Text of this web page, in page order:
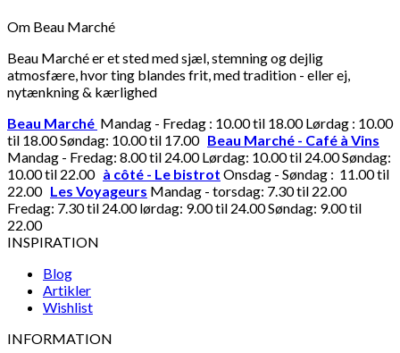
Om Beau Marché
Beau Marché er et sted med sjæl, stemning og dejlig
atmosfære, hvor ting blandes frit, med tradition - eller ej,
nytænkning & kærlighed
Beau Marché Mandag - Fredag : 10.00 til 18.00 Lørdag : 10.00
til 18.00 Søndag: 10.00 til 17.00 Beau Marché - Café à Vins
Mandag - Fredag: 8.00 til 24.00 Lørdag: 10.00 til 24.00 Søndag:
10.00 til 22.00 à côté - Le bistrot Onsdag - Søndag : 11.00 til
22.00 Les Voyageurs Mandag - torsdag: 7.30 til 22.00
Fredag: 7.30 til 24.00 lørdag: 9.00 til 24.00 Søndag: 9.00 til
22.00
INSPIRATION
Blog
Artikler
Wishlist
INFORMATION